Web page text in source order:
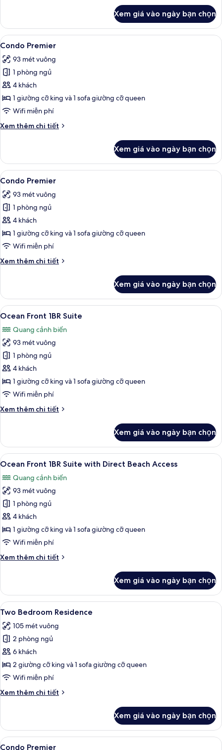
One
Bedroom
Suite
Xem giá vào ngày bạn chọn
Xem
tất
cả
ảnh
Condo
Premier
15
Condo Premier
93 mét vuông
1 phòng ngủ
4 khách
1 giường cỡ king và 1 sofa giường cỡ queen
Wifi miễn phí
Xem thêm chi tiết
Chi
Condo
Premier
Xem giá vào ngày bạn chọn
Xem
tất
cả
ảnh
Condo
Premier
18
Condo Premier
93 mét vuông
1 phòng ngủ
4 khách
1 giường cỡ king và 1 sofa giường cỡ queen
Wifi miễn phí
Xem thêm chi tiết
Chi
Condo
Premier
Xem giá vào ngày bạn chọn
Xem
tất
cả
ảnh
Ocean
Front
1BR
Suite
21
Ocean Front 1BR Suite
Quang cảnh biển
93 mét vuông
1 phòng ngủ
4 khách
1 giường cỡ king và 1 sofa giường cỡ queen
Wifi miễn phí
Xem thêm chi tiết
Chi
Ocean
Front
1BR
Xem giá vào ngày bạn chọn
Xem
tất
cả
ảnh
Ocean
Front
1BR
Suite
Direct
22
Ocean Front 1BR Suite with Direct Beach Access
Quang cảnh biển
93 mét vuông
1 phòng ngủ
4 khách
1 giường cỡ king và 1 sofa giường cỡ queen
Wifi miễn phí
Xem thêm chi tiết
Chi
Ocean
Front
1BR
with
Direct
Beach
Access
Xem giá vào ngày bạn chọn
Xem
tất
cả
ảnh
Two
Bedroom
Residence
TV màn hình phẳng 50-inch có
19
Two Bedroom Residence
105 mét vuông
2 phòng ngủ
6 khách
2 giường cỡ king và 1 sofa giường cỡ queen
Wifi miễn phí
Xem thêm chi tiết
Chi
Two
Bedroom
Residence
Xem giá vào ngày bạn chọn
Xem
22
Condo Premier